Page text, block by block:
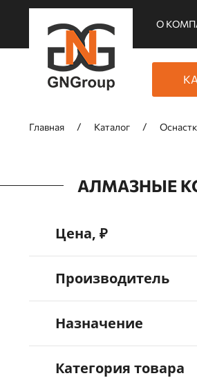
О
Главная Каталог
АЛМАЗНЫЕ
Цена, ₽
Производитель
Назначение
Категория товара